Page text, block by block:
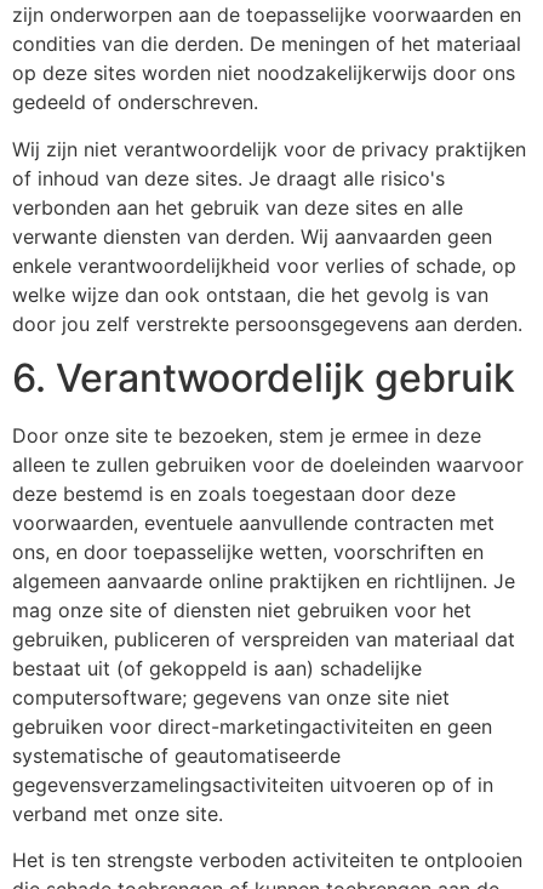
zijn onderworpen aan de toepasselijke voorwaarden en
condities van die derden. De meningen of het materiaal
op deze sites worden niet noodzakelijkerwijs door ons
gedeeld of onderschreven.
Wij zijn niet verantwoordelijk voor de privacy praktijken
of inhoud van deze sites. Je draagt alle risico's
verbonden aan het gebruik van deze sites en alle
verwante diensten van derden. Wij aanvaarden geen
enkele verantwoordelijkheid voor verlies of schade, op
welke wijze dan ook ontstaan, die het gevolg is van
door jou zelf verstrekte persoonsgegevens aan derden.
6. Verantwoordelijk gebruik
Door onze site te bezoeken, stem je ermee in deze
alleen te zullen gebruiken voor de doeleinden waarvoor
deze bestemd is en zoals toegestaan door deze
voorwaarden, eventuele aanvullende contracten met
ons, en door toepasselijke wetten, voorschriften en
algemeen aanvaarde online praktijken en richtlijnen. Je
mag onze site of diensten niet gebruiken voor het
gebruiken, publiceren of verspreiden van materiaal dat
bestaat uit (of gekoppeld is aan) schadelijke
computersoftware; gegevens van onze site niet
gebruiken voor direct-marketingactiviteiten en geen
systematische of geautomatiseerde
gegevensverzamelingsactiviteiten uitvoeren op of in
verband met onze site.
Het is ten strengste verboden activiteiten te ontplooien